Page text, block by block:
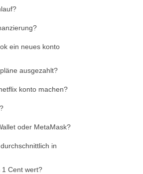
ein neues konto
ausgezahlt?
konto machen?
oder MetaMask?
in
1 Cent wert?